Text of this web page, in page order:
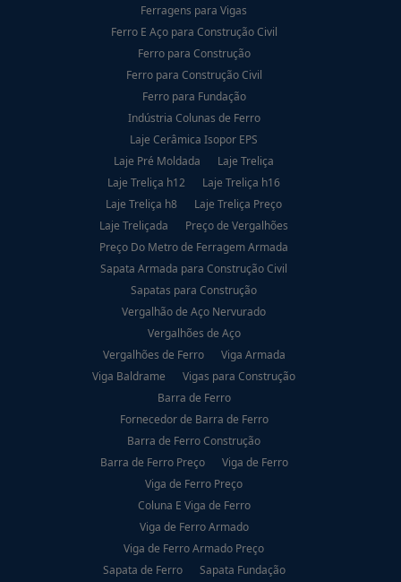
Ferragens para Vigas
Ferro E Aço para Construção Civil
Ferro para Construção
Ferro para Construção Civil
Ferro para Fundação
Indústria Colunas de Ferro
Laje Cerâmica Isopor EPS
Laje Pré Moldada
Laje Treliça
Laje Treliça h12
Laje Treliça h16
Laje Treliça h8
Laje Treliça Preço
Laje Treliçada
Preço de Vergalhões
Preço Do Metro de Ferragem Armada
Sapata Armada para Construção Civil
Sapatas para Construção
Vergalhão de Aço Nervurado
Vergalhões de Aço
Vergalhões de Ferro
Viga Armada
Viga Baldrame
Vigas para Construção
Barra de Ferro
Fornecedor de Barra de Ferro
Barra de Ferro Construção
Barra de Ferro Preço
Viga de Ferro
Viga de Ferro Preço
Coluna E Viga de Ferro
Viga de Ferro Armado
Viga de Ferro Armado Preço
Sapata de Ferro
Sapata Fundação